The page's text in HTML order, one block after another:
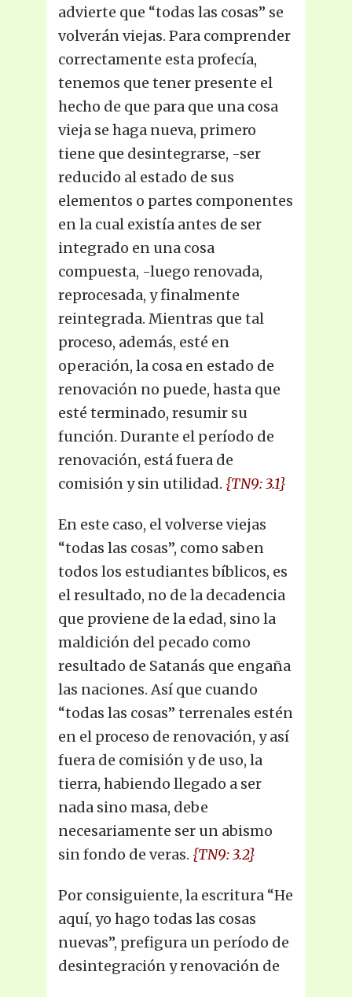
advierte que “todas las cosas” se
volverán viejas. Para comprender
correctamente esta profecía,
tenemos que tener presente el
hecho de que para que una cosa
vieja se haga nueva, primero
tiene que desintegrarse, -ser
reducido al estado de sus
elementos o partes componentes
en la cual existía antes de ser
integrado en una cosa
compuesta, -luego renovada,
reprocesada, y finalmente
reintegrada. Mientras que tal
proceso, además, esté en
operación, la cosa en estado de
renovación no puede, hasta que
esté terminado, resumir su
función. Durante el período de
renovación, está fuera de
comisión y sin utilidad. {TN9: 3.1}
En este caso, el volverse viejas
“todas las cosas”, como saben
todos los estudiantes bíblicos, es
el resultado, no de la decadencia
que proviene de la edad, sino la
maldición del pecado como
resultado de Satanás que engaña
las naciones. Así que cuando
“todas las cosas” terrenales estén
en el proceso de renovación, y así
fuera de comisión y de uso, la
tierra, habiendo llegado a ser
nada sino masa, debe
necesariamente ser un abismo
sin fondo de veras. {TN9: 3.2}
Por consiguiente, la escritura “He
aquí, yo hago todas las cosas
nuevas”, prefigura un período de
desintegración y renovación de